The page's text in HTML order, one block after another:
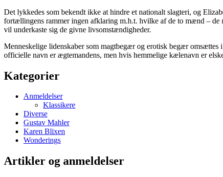
Det lykkedes som bekendt ikke at hindre et nationalt slagteri, og
fortællingens rammer ingen afklaring m.h.t. hvilke af de to mænd –
vil underkaste sig de givne livsomstændigheder.
Menneskelige lidenskaber som magtbegær og erotisk begær
officielle navn er ægtemandens, men hvis hemmelige kælenavn er
Kategorier
Anmeldelser
Klassikere
Diverse
Gustav Mahler
Karen Blixen
Wonderings
Artikler og anmeldelser